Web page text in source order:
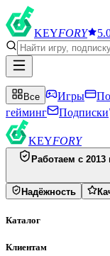
KEYFORY
Все Игры
гейминг
Подписки
KEYFORY
Работаем с 2013
Надёжность
Каталог
Клиентам